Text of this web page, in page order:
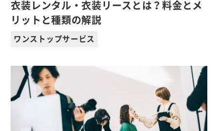
衣装レンタル・衣装リースとは？料金とメ
リットと種類の解説
ワンストップサービス